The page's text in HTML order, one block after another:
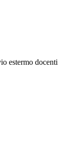
estermo docenti